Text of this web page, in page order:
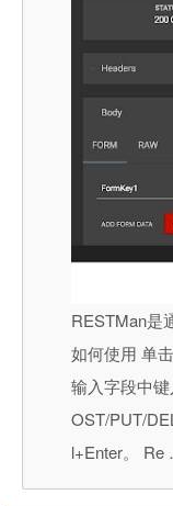
RESTMan是
如何使用 单
输入字段中
OST/PUT/
l+Enter。